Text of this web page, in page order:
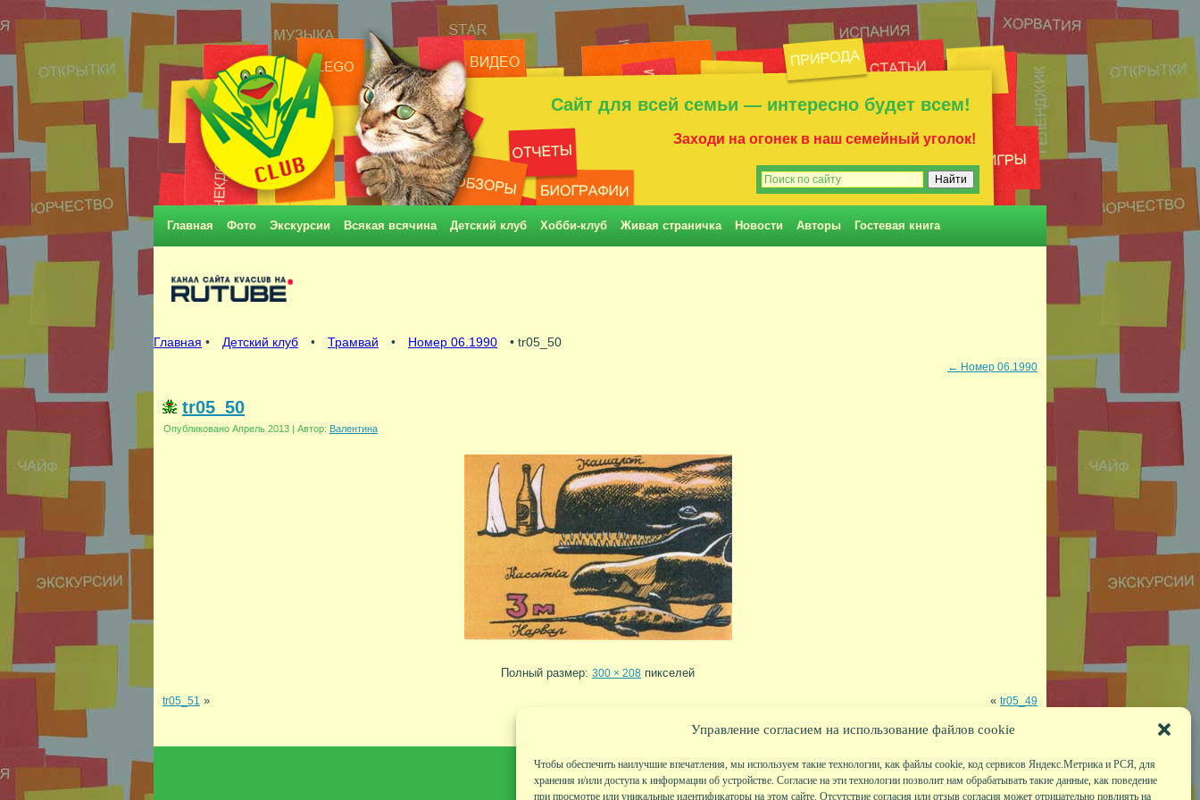
Управление согласием на использование файлов cookie
Чтобы обеспечить наилучшие впечатления, мы используем такие технологии, как файлы cookie, код сервисов Яндекс.Метрика и РСЯ, для
хранения и/или доступа к информации об устройстве. Согласие на эти технологии позволит нам обрабатывать такие данные, как поведение
при просмотре или уникальные идентификаторы на этом сайте. Отсутствие согласия или отзыв согласия может отрицательно повлиять на
Сайт для всей семьи — интересно будет всем!
Заходи на огонек в наш семейный уголок!
Главная Фото Экскурсии Всякая всячина Детский клуб Хобби-клуб Живая страничка Новости Авторы Гостевая книга
Главная • Детский клуб • Трамвай • Номер 06.1990 • tr05_50
← Номер 06.1990
tr05_50
Опубликовано Апрель 2013 | Автор: Валентина
Полный размер: 300 × 208 пикселей
tr05_51 » « tr05_49